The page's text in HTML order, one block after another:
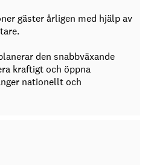
gäster årligen med hjälp av
den snabbväxande
kraftigt och öppna
nationellt och